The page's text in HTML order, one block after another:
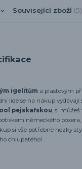
Související zboží 5
igelitům a plastovým
lidé se na nákup
pejskařskou , si
německého boxera,
si vše potřebné hezky
chlupatého!